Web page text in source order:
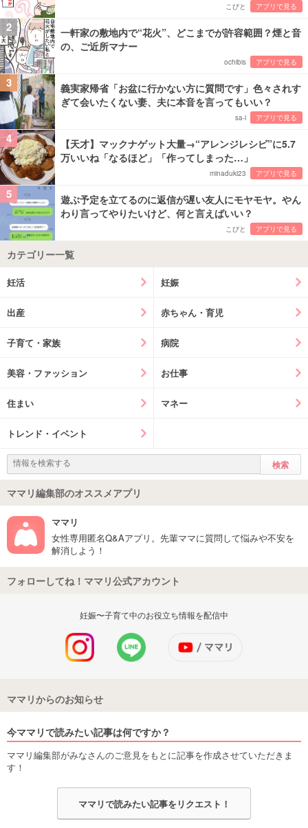
こびと アプリで見る
2
一軒家の敷地内で“花火”、どこまでが許容範囲？煙と音
の、ご近所マナー
ochibis アプリで見る
3
義実家帰省「お盆に行かない方に質問です」色々されす
ぎて会いたくない妻、夫に本音を言ってもいい？
sa-i アプリで見る
4
【天才】マックナゲット大量→“アレンジレシピ”に5.7
万いいね「なるほど」「作ってしまった…」
minaduki23 アプリで見る
5
遊ぶ予定を立てるのに返信が遅い友人にモヤモヤ。やん
わり言ってやりたいけど、何と言えばいい？
こびと アプリで見る
カテゴリー一覧
妊活 妊娠
出産 赤ちゃん・育児
子育て・家族 病院
美容・ファッション お仕事
住まい マネー
トレンド・イベント
ママリ編集部のオススメアプリ
ママリ
女性専用匿名Q&Aアプリ。先輩ママに質問して悩みや不安を
解消しよう！
フォローしてね！ママリ公式アカウント
妊娠〜子育て中のお役立ち情報を配信中
ママリからのお知らせ
今ママリで読みたい記事は何ですか？
ママリ編集部がみなさんのご意見をもとに記事を作成させていただきま
す！
ママリで読みたい記事をリクエスト！